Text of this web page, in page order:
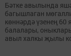
Бәтке авылында
багышлаган
көннәрдә үзенең 60
балалары,
авыл халкы җылы